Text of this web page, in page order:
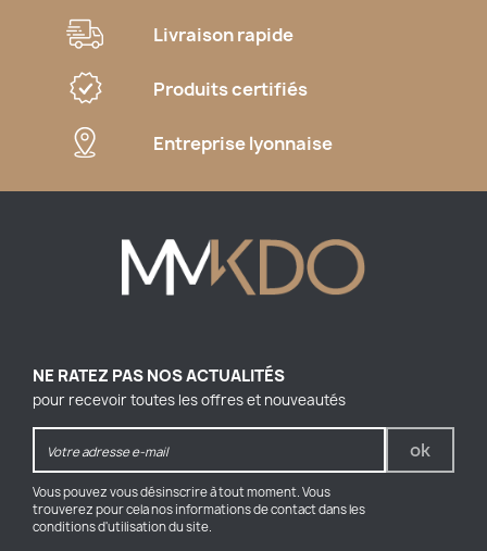
Livraison rapide
Produits certifiés
Entreprise lyonnaise
NE RATEZ PAS NOS ACTUALITÉS
pour recevoir toutes les offres et nouveautés
Vous pouvez vous désinscrire à tout moment. Vous
trouverez pour cela nos informations de contact dans les
conditions d'utilisation du site.